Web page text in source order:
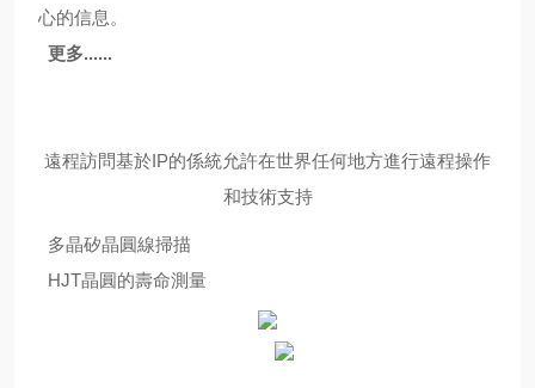
心的信息。
更多......
遠程訪問基於IP的係統允許在世界任何地方進行遠程操作
和技術支持
多晶矽晶圓線掃描
HJT晶圓的壽命測量